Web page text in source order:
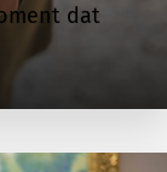
dat